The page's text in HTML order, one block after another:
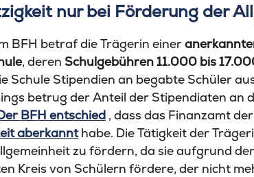
nur bei Förderung der
BFH betraf die Trägerin einer
, deren Schulgebühren11.000 bis
Schule Stipendien an begabte Schüler
betrug der Anteil der Stipendiaten an
BFH entschied , dass das Finanzamt
aberkannthabe. Die Tätigkeit der
zu fördern, da sie aufgrund
Kreis von Schülern fördere, der nicht